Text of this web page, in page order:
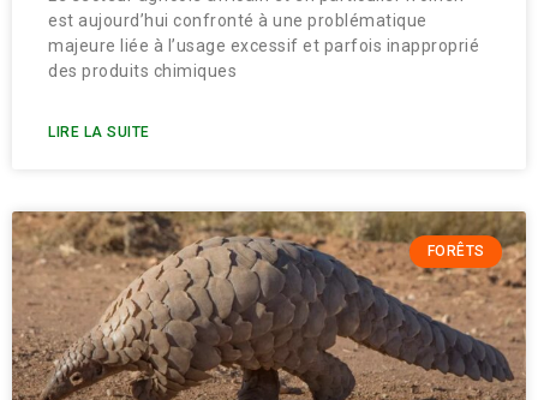
est aujourd’hui confronté à une problématique
majeure liée à l’usage excessif et parfois inapproprié
des produits chimiques
LIRE LA SUITE
FORÊTS